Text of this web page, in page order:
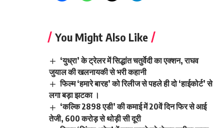
You Might Also Like
‘युध्रा’ के ट्रेलर में सिद्धांत चतुर्वेदी का एक्शन, राघव
जुयाल की खलनायकी से भरी कहानी
फिल्म ‘हमारे बारह’ को रिलीज से पहले ही दो ‘हाईकोर्ट’ से
लगा बड़ा झटका ।
‘कल्कि 2898 एडी’ की कमाई में 20वें दिन फिर से आई
तेजी, 600 करोड़ से थोड़ी सी दूरी